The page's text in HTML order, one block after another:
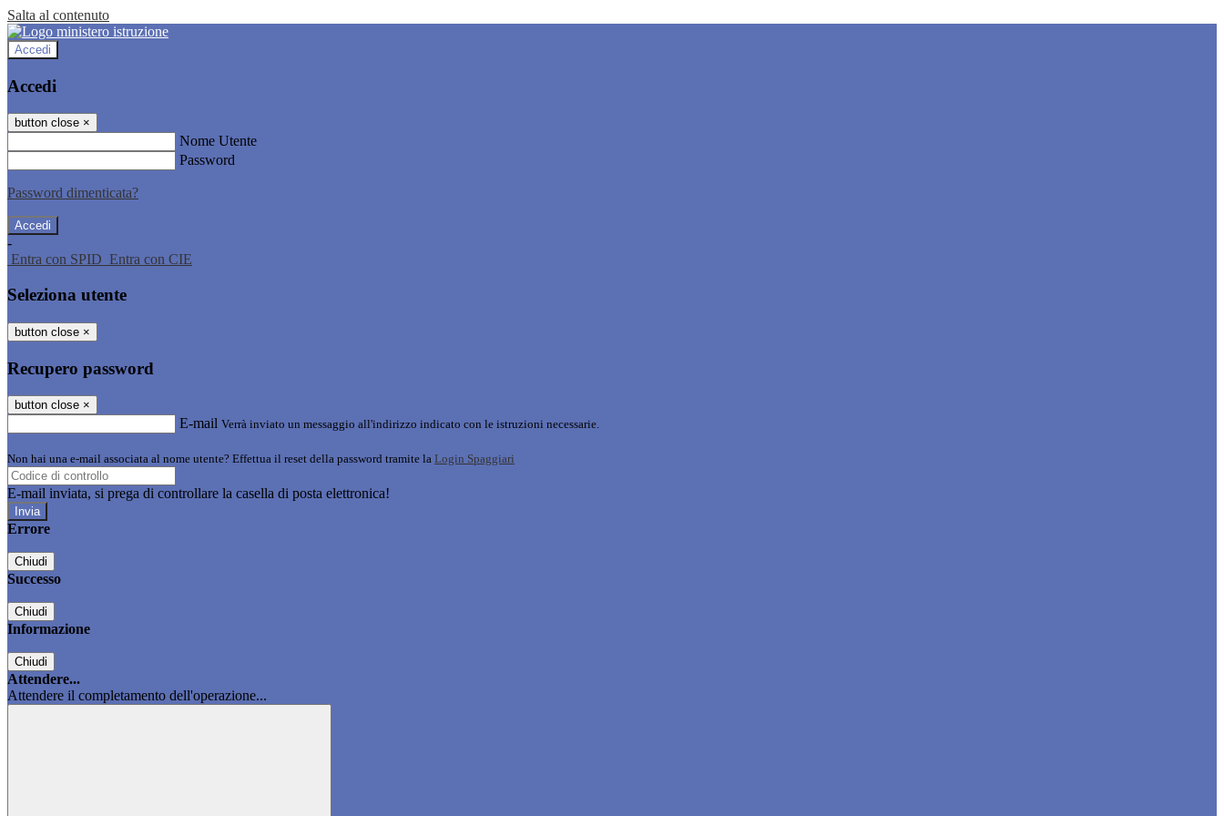
Salta al contenuto
Accedi
Accedi
button close ×
Nome Utente
Password
Password dimenticata?
-
Entra con SPID Entra con CIE
Seleziona utente
button close ×
Recupero password
button close ×
E-mail Verrà inviato un messaggio all'indirizzo indicato con le istruzioni necessarie.
Non hai una e-mail associata al nome utente? Effettua il reset della password tramite la Login Spaggiari
E-mail inviata, si prega di controllare la casella di posta elettronica!
Errore
Chiudi
Successo
Chiudi
Informazione
Chiudi
Attendere...
Attendere il completamento dell'operazione...